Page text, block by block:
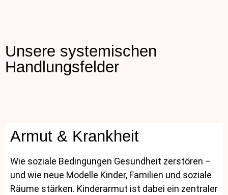
Unsere systemischen
Handlungsfelder
Armut & Krankheit
Wie soziale Bedingungen Gesundheit zerstören –
und wie neue Modelle Kinder, Familien und soziale
Räume stärken. Kinderarmut ist dabei ein zentraler